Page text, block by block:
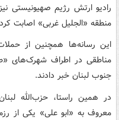
منطقه «الجلیل غربی» اصابت
این رسانه‌ها همچنین از
مناطقی در اطراف شهرک‌های
جنوب لبنان خبر دادند.
در همین راستا، حزب‌الله
معروف به «ابو علی» یکی از